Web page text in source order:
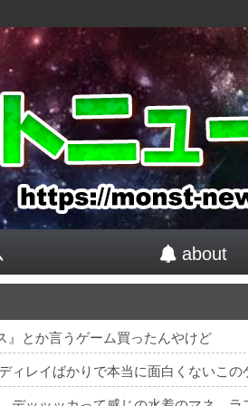
about
ー疑惑
』とか言うゲーム買ったんやけど
ディレイばかりで本当に面白くないこ